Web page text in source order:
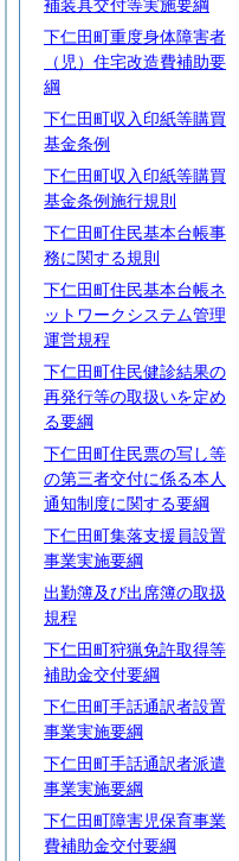
補装具交付等実施要綱
下仁田町重度身体障害者
（児）住宅改造費補助要
綱
下仁田町収入印紙等購買
基金条例
下仁田町収入印紙等購買
基金条例施行規則
下仁田町住民基本台帳事
務に関する規則
下仁田町住民基本台帳ネ
ットワークシステム管理
運営規程
下仁田町住民健診結果の
再発行等の取扱いを定め
る要綱
下仁田町住民票の写し等
の第三者交付に係る本人
通知制度に関する要綱
下仁田町集落支援員設置
事業実施要綱
出勤簿及び出席簿の取扱
規程
下仁田町狩猟免許取得等
補助金交付要綱
下仁田町手話通訳者設置
事業実施要綱
下仁田町手話通訳者派遣
事業実施要綱
下仁田町障害児保育事業
費補助金交付要綱